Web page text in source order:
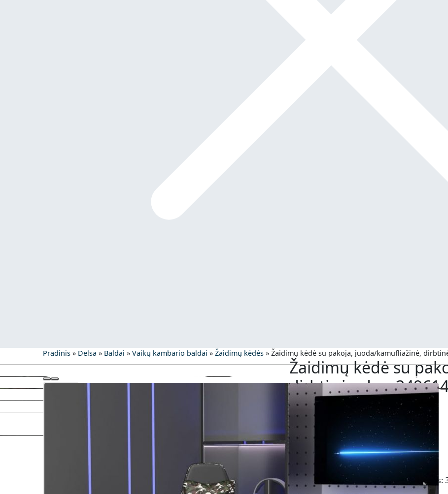
Pradinis » Delsa » Baldai » Vaikų kambario baldai » Žaidimų kėdės » Žaidimų kėdė su pakoja, juoda/kamufliažinė,
Žaidimų kėdė su
dirbtinė oda –
160,00€
Prekės likutis: Neturime Produkto Kodas: